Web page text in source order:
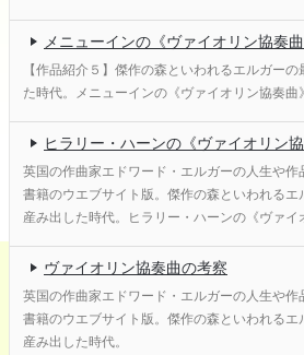
メニューインの《ヴァイオリン協奏曲
【作品紹介５】傑作の森といわれるエルガー
た時代。メニューインの《ヴァイオリン協奏曲
ヒラリー・ハーンの《ヴァイオリン協
英国の作曲家エドワード・エルガーの人生や
書籍のウエブサイト版。傑作の森といわれるエ
産み出した時代。ヒラリー・ハーンの《ヴァイ
ヴァイオリン協奏曲の考察
英国の作曲家エドワード・エルガーの人生や
書籍のウエブサイト版。傑作の森といわれるエ
産み出した時代。